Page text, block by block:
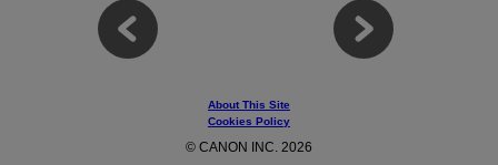
About This Site
Cookies Policy
© CANON INC. 2026